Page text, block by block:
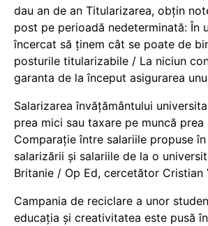
dau an de an Titularizarea, obțin
post pe perioadă nedeterminată: În
încercat să ținem cât se poate de
posturile titularizabile / La niciun
garanta de la început asigurarea
Salarizarea învățământului
prea mici sau taxare pe muncă prea
Comparație între salariile propuse
salarizării și salariile de la o
Britanie / Op Ed, cercetător Cristian
Campania de reciclare a unor
educația și creativitatea este pusă